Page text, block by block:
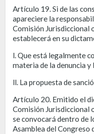
Artículo 19. Si de las
apareciere la
Comisión Jurisdiccional
establecerá en su
l. Que está legalmente
materia de la denuncia y
ll. La propuesta de
Artículo 20. Emitido el
Comisión Jurisdiccional
se convocará dentro de
Asamblea del Congreso